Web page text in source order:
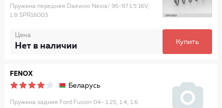
Пружина передняя Daewoo Nexia/ 95-97 1.5 16V,
1.8 SPR16003
Цена
Нет в наличии Купить
FENOX
Беларусь
Пружина задняя Ford Fusion 04- 1.25, 1.4, 1.6